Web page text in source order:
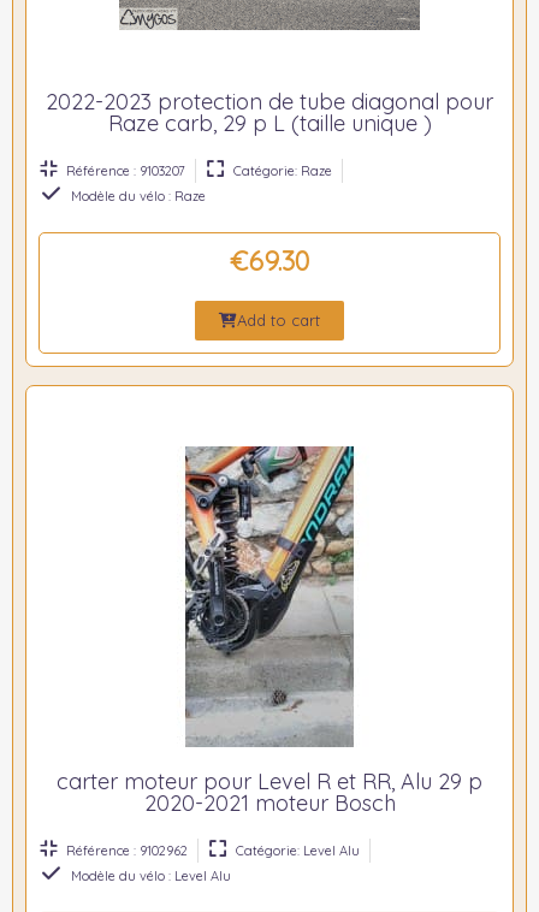
2022-2023 protection de tube diagonal pour
Raze carb, 29 p L (taille unique )
Référence : 9103207
Catégorie: Raze
Modèle du vélo : Raze
€69.30
Add to cart
carter moteur pour Level R et RR, Alu 29 p
2020-2021 moteur Bosch
Référence : 9102962
Catégorie: Level Alu
Modèle du vélo : Level Alu